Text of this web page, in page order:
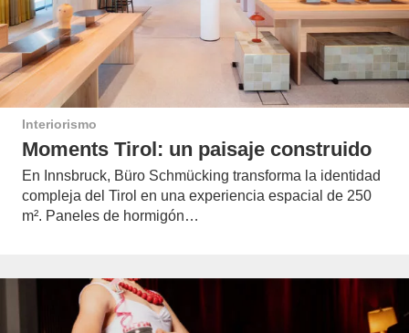
Interiorismo
Moments Tirol: un paisaje construido
En Innsbruck, Büro Schmücking transforma la identidad
compleja del Tirol en una experiencia espacial de 250
m². Paneles de hormigón…